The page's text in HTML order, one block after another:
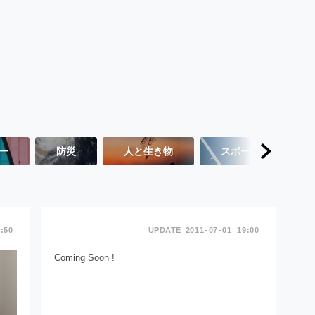
防災 人と生き物 スポーツ
2011 07 01 19:00
Coming Soon !